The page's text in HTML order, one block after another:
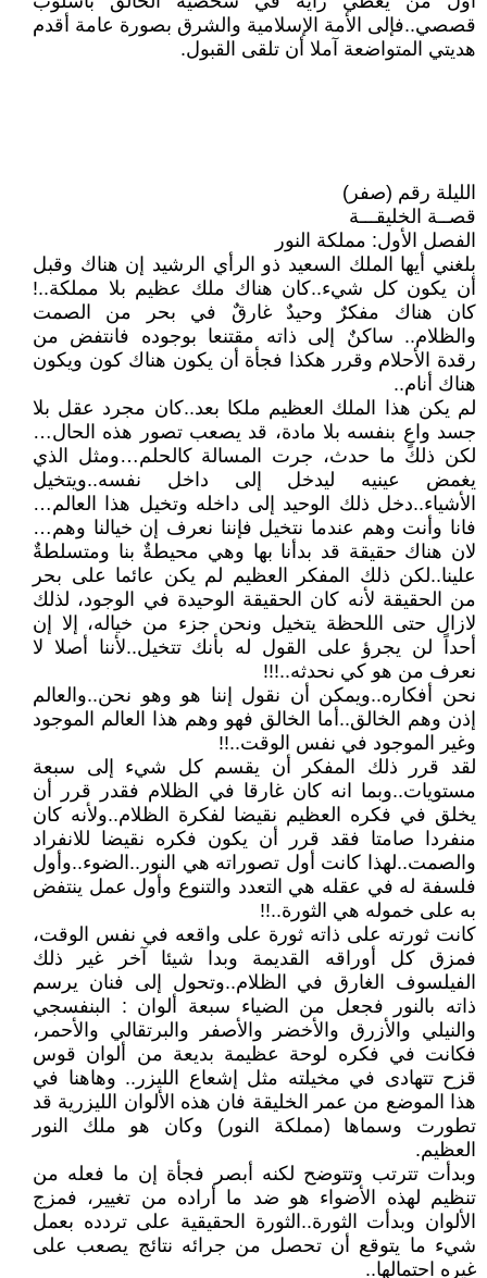
قصصي..فإلى الأمة الإسلامية والشرق بصورة عامة أقدم
هديتي المتواضعة آملا أن تلقى القبول.
الليلة رقم (صفر)
قصــة الخليقـــة
الفصل الأول: مملكة النور
بلغني أيها الملك السعيد ذو الرأي الرشيد إن هناك وقبل
أن يكون كل شيء..كان هناك ملك عظيم بلا مملكة..!
كان هناك مفكرٌ وحيدٌ غارقٌ في بحر من الصمت
والظلام.. ساكنٌ إلى ذاته مقتنعا بوجوده فانتفض من
رقدة الأحلام وقرر هكذا فجأة أن يكون هناك كون ويكون
هناك أنام..
لم يكن هذا الملك العظيم ملكا بعد..كان مجرد عقل بلا
جسد واعٍ بنفسه بلا مادة، قد يصعب تصور هذه الحال…
لكن ذلك ما حدث، جرت المسالة كالحلم…ومثل الذي
يغمض عينيه ليدخل إلى داخل نفسه..ويتخيل
الأشياء..دخل ذلك الوحيد إلى داخله وتخيل هذا العالم…
فانا وأنت وهم عندما نتخيل فإننا نعرف إن خيالنا وهم…
لان هناك حقيقة قد بدأنا بها وهي محيطةٌ بنا ومتسلطةٌ
علينا..لكن ذلك المفكر العظيم لم يكن عائما على بحر
من الحقيقة لأنه كان الحقيقة الوحيدة في الوجود، لذلك
لازال حتى اللحظة يتخيل ونحن جزء من خياله، إلا إن
أحداً لن يجرؤ على القول له بأنك تتخيل..لأننا أصلا لا
نعرف من هو كي نحدثه..!!!
نحن أفكاره..ويمكن أن نقول إننا هو وهو نحن..والعالم
إذن وهم الخالق..أما الخالق فهو وهم هذا العالم الموجود
وغير الموجود في نفس الوقت..!!
لقد قرر ذلك المفكر أن يقسم كل شيء إلى سبعة
مستويات..وبما انه كان غارقا في الظلام فقدر قرر أن
يخلق في فكره العظيم نقيضا لفكرة الظلام..ولأنه كان
منفردا صامتا فقد قرر أن يكون فكره نقيضا للانفراد
والصمت..لهذا كانت أول تصوراته هي النور..الضوء..وأول
فلسفة له في عقله هي التعدد والتنوع وأول عمل ينتفض
به على خموله هي الثورة..!!
كانت ثورته على ذاته ثورة على واقعه في نفس الوقت،
فمزق كل أوراقه القديمة وبدا شيئا آخر غير ذلك
الفيلسوف الغارق في الظلام..وتحول إلى فنان يرسم
ذاته بالنور فجعل من الضياء سبعة ألوان : البنفسجي
والنيلي والأزرق والأخضر والأصفر والبرتقالي والأحمر،
فكانت في فكره لوحة عظيمة بديعة من ألوان قوس
قزح تتهادى في مخيلته مثل إشعاع الليزر.. وهاهنا في
هذا الموضع من عمر الخليقة فان هذه الألوان الليزرية قد
تطورت وسماها (مملكة النور) وكان هو ملك النور
العظيم.
وبدأت تترتب وتتوضح لكنه أبصر فجأة إن ما فعله من
تنظيم لهذه الأضواء هو ضد ما أراده من تغيير، فمزج
الألوان وبدأت الثورة..الثورة الحقيقية على تردده بعمل
شيء ما يتوقع أن تحصل من جرائه نتائج يصعب على
غيره احتمالها..